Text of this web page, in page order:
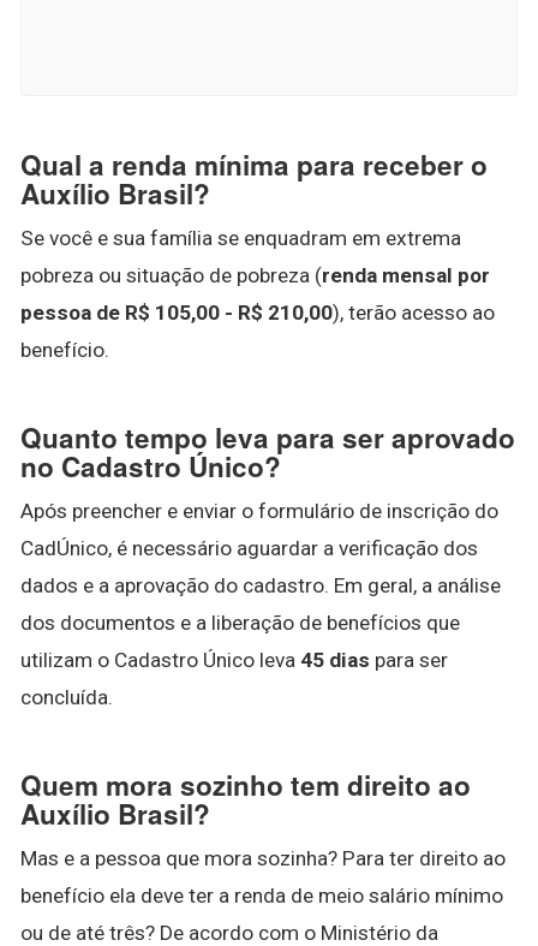
Qual a renda mínima para receber o
Auxílio Brasil?
Se você e sua família se enquadram em extrema
pobreza ou situação de pobreza (renda mensal por
pessoa de R$ 105,00 - R$ 210,00), terão acesso ao
benefício.
Quanto tempo leva para ser aprovado
no Cadastro Único?
Após preencher e enviar o formulário de inscrição do
CadÚnico, é necessário aguardar a verificação dos
dados e a aprovação do cadastro. Em geral, a análise
dos documentos e a liberação de benefícios que
utilizam o Cadastro Único leva 45 dias para ser
concluída.
Quem mora sozinho tem direito ao
Auxílio Brasil?
Mas e a pessoa que mora sozinha? Para ter direito ao
benefício ela deve ter a renda de meio salário mínimo
ou de até três? De acordo com o Ministério da